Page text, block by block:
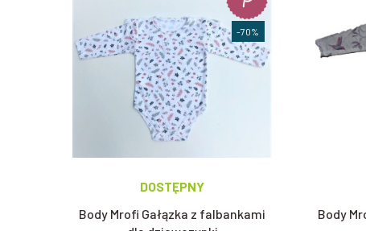
zimowym, a te z cieńszych - wiosną i latem. Dla dziewczynki
Śpiochy i półśpiochy
Śpiochy to niezastąpione rozwiązanie w szafie każdego
również doskonale zabezpieczają przed chłodem. Śpiochy
Półśpiochy składające się z dwóch części: bluzeczki i
półśpiochów z falbanką i naszywką króliczka
będzie idealnie
Odzież niemowlęca dla dziewczynek to nie tylko body i
niemowląt,sweterki niemowlęce,sukienki dla dziewczynek,
DOSTĘPNY
Body Mrofi Gałązka z falbankami
-70%
Body